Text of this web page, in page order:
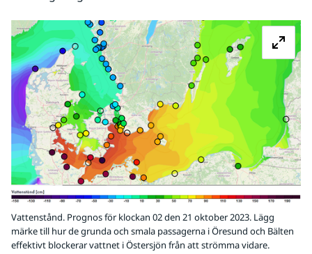
Vattenstånd. Prognos för klockan 02 den 21 oktober 2023. Lägg
märke till hur de grunda och smala passagerna i Öresund och Bälten
effektivt blockerar vattnet i Östersjön från att strömma vidare.